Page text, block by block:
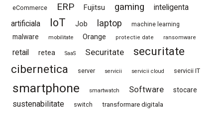
eCommerce ERP Fujitsu gaming
inteligenta
artificiala
IoT Job laptop machine learning
malware mobilitate Orange protectie date ransomware
retail retea SaaS Securitate
securitate
cibernetica
server servicii servicii cloud servicii IT
smartphone smartwatch Software stocare
sustenabilitate switch transformare digitala